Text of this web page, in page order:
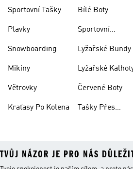
Sportovní Tašky
Plavky
Snowboarding
Mikiny
Větrovky
Kraťasy Po Kolena
Bílé Boty
Sportovní
Lyžařské Bundy
Lyžařské
Červené Boty
Tašky Přes
TVŮJ NÁZOR JE PRO NÁS